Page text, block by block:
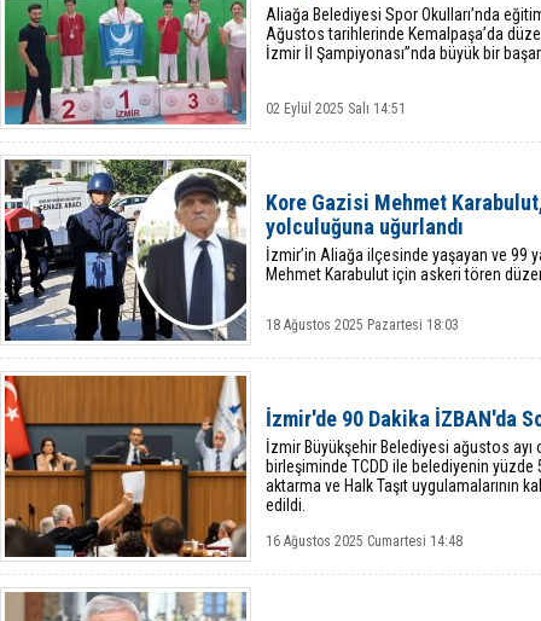
Aliağa Belediyesi Spor Okulları’nda
Ağustos tarihlerinde Kemalpaşa’da
İzmir İl Şampiyonası”nda büyük bir
02 Eylül 2025 Salı 14:51
Kore Gazisi Mehmet
yolculuğuna uğurlandı
İzmir’in Aliağa ilçesinde yaşayan ve 99
Mehmet Karabulut için askeri tören
18 Ağustos 2025 Pazartesi 18:03
İzmir'de 90 Dakika İZBAN'da
İzmir Büyükşehir Belediyesi ağustos ayı
birleşiminde TCDD ile belediyenin
aktarma ve Halk Taşıt uygulamalarının
edildi.
16 Ağustos 2025 Cumartesi 14:48